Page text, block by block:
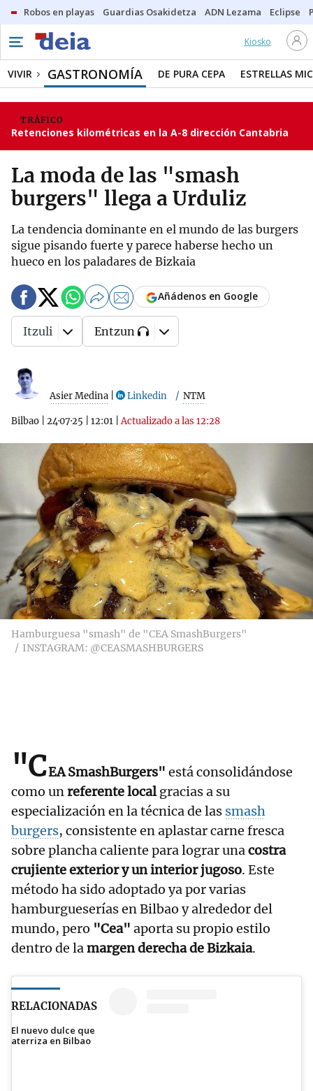
Robos en playas Guardias Osakidetza ADN Lezama Eclipse
Kiosko
VIVIR GASTRONOMÍA DE PURA CEPA ESTRELLAS
TRÁFICO
Retenciones kilométricas en la A-8 dirección Cantabria
La moda de las "smash
burgers" llega a Urduliz
La tendencia dominante en el mundo de las burgers
sigue pisando fuerte y parece haberse hecho un
hueco en los paladares de Bizkaia
Asier Medina Linkedin NTM
Bilbao 24·07·25 12:01 |Actualizado a las 12:28
Añádenos en Google
Itzuli Entzun
Hamburguesa "smash" de "CEA SmashBurgers"
INSTAGRAM: @CEASMASHBURGERS
"CEA SmashBurgers" está consolidándose
como unreferente localgracias a su
especialización en la técnica de las smash
burgers, consistente en aplastar carne fresca
sobre plancha caliente para lograr unacostra
crujiente exterior y un interior jugoso. Este
método ha sido adoptado ya por varias
hamburgueserías en Bilbao y alrededor del
mundo, pero "Cea" aporta su propio estilo
dentro de lamargen derecha de Bizkaia.
RELACIONADAS
El nuevo dulce que
aterriza en Bilbao